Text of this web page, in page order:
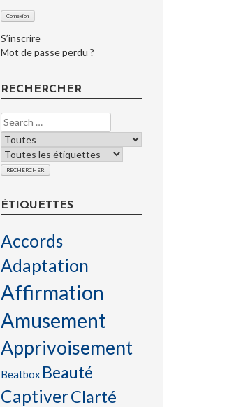
S’inscrire
Mot de passe perdu ?
RECHERCHER
ÉTIQUETTES
Accords
Adaptation
Affirmation
Amusement
Apprivoisement
Beatbox Beauté
CaptiverClarté